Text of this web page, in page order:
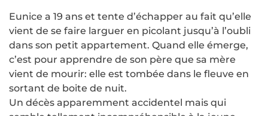
Eunice a 19 ans et tente d’échapper au fait qu’elle
vient de se faire larguer en picolant jusqu’à l’oubli
dans son petit appartement. Quand elle émerge,
c’est pour apprendre de son père que sa mère
vient de mourir: elle est tombée dans le fleuve en
sortant de boite de nuit.
Un décès apparemment accidentel mais qui